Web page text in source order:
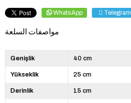
WhatsApp Telegram
مواصفات السلعة
Genişlik 40 cm
Yükseklik 25 cm
Derinlik 15 cm